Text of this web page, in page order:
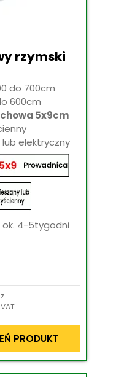
rzymski
do 700cm
600cm
5x9cm
elektryczny
ok. 4-5tygodni
z
VAT
PRODUKT